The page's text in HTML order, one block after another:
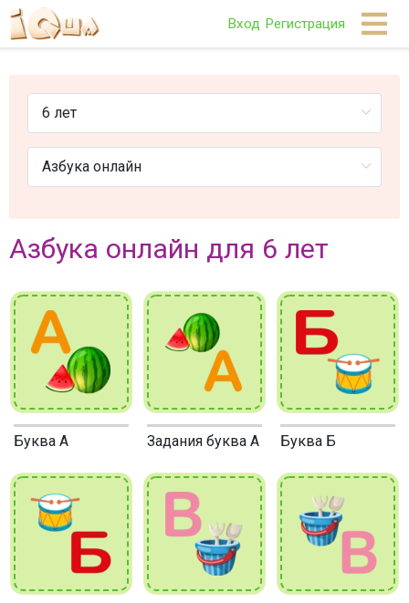
Вход Регистрация
Азбука онлайн для 6 лет
Буква А Задания буква А Буква Б